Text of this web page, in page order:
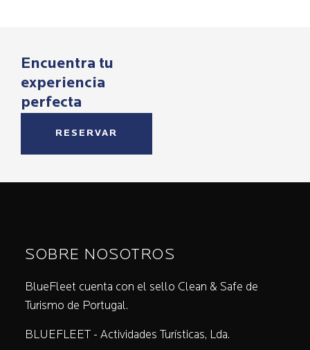
Encuentra tu
experiencia
perfecta
RESERVAR
SOBRE NOSOTROS
BlueFleet cuenta con el sello Clean & Safe de
Turismo de Portugal.
BLUEFLEET - Actividades Turísticas, Lda.